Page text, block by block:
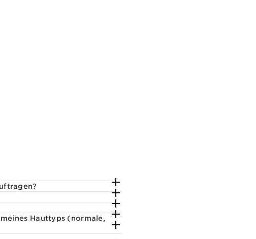
Hauttyps (normale,